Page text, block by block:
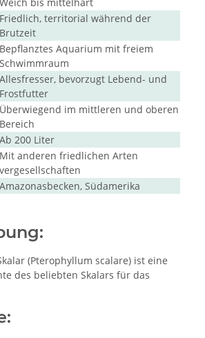
Friedlich, territorial während der
Brutzeit
Bepflanztes Aquarium mit freiem
Schwimmraum
Allesfresser, bevorzugt Lebend- und
Frostfutter
Überwiegend im mittleren und oberen
Bereich
Ab 200 Liter
Mit anderen friedlichen Arten
vergesellschaften
Amazonasbecken, Südamerika
(Pterophyllum scalare) ist eine
des beliebten Skalars für das